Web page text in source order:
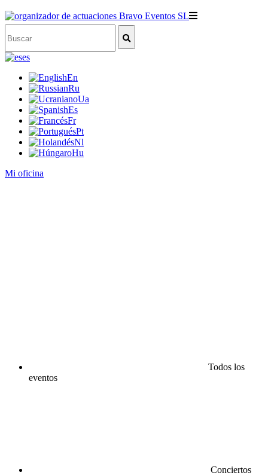
es
En
Ru
Ua
Es
Fr
Pt
Nl
Hu
Mi oficina
Todos los
eventos
Conciertos